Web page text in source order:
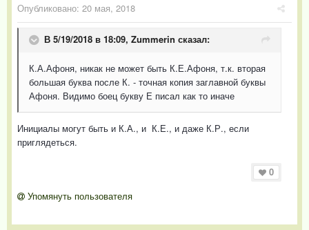
Опубликовано: 20 мая, 2018
В 5/19/2018 в 18:09, Zummerin сказал:
К.А.Афоня, никак не может быть К.Е.Афоня, т.к. вторая
большая буква после К. - точная копия заглавной буквы
Афоня. Видимо боец букву Е писал как то иначе
Инициалы могут быть и К.А., и К.Е., и даже К.Р., если
приглядеться.
0
Упомянуть пользователя